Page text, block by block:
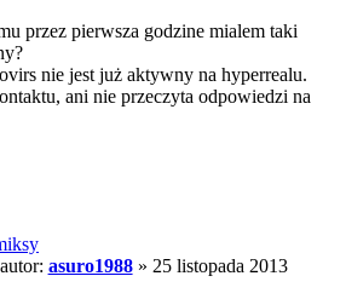
przez pierwsza godzine mialem taki
nie jest już aktywny na hyperrealu.
ani nie przeczyta odpowiedzi na
autor: asuro1988» 25 listopada 2013